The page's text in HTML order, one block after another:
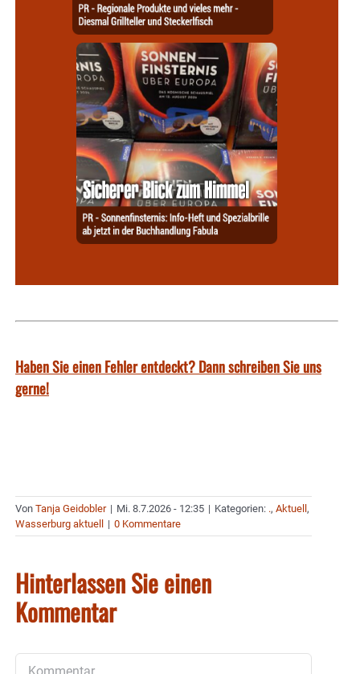
Haben Sie einen Fehler entdeckt? Dann schreiben Sie uns
gerne!
Von Tanja Geidobler | Mi. 8.7.2026 - 12:35 | Kategorien: ., Aktuell ,
Wasserburg aktuell
| 0 Kommentare
Hinterlassen Sie einen
Kommentar